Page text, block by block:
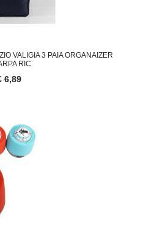
VALIGIA 3 PAIA ORGANAIZER
RIC
6,89